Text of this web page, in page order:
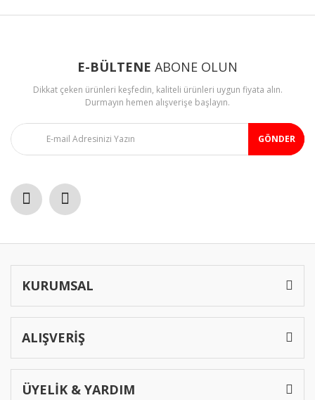
Ürün bilgilerinde hatalar bulunuyor.
Ürün fiyatı diğer sitelerden daha pahalı.
E-BÜLTENE ABONE OLUN
Dikkat çeken ürünleri keşfedin, kaliteli ürünleri uygun fiyata alın.
Durmayın hemen alışverişe başlayın.
GÖNDER
KURUMSAL
ALIŞVERİŞ
ÜYELİK & YARDIM